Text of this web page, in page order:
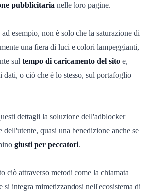
pubblicitaria nelle loro pagine.
esempio, non è solo che la saturazione di
una fiera di luci e colori lampeggianti,
sul tempo di caricamento del sito e,
dati, o ciò che è lo stesso, sul portafoglio
dettagli la soluzione dell'adblocker
dell'utente, quasi una benedizione anche se
giusti per peccatori.
ciò attraverso metodi come la chiamata
si integra mimetizzandosi nell'ecosistema di